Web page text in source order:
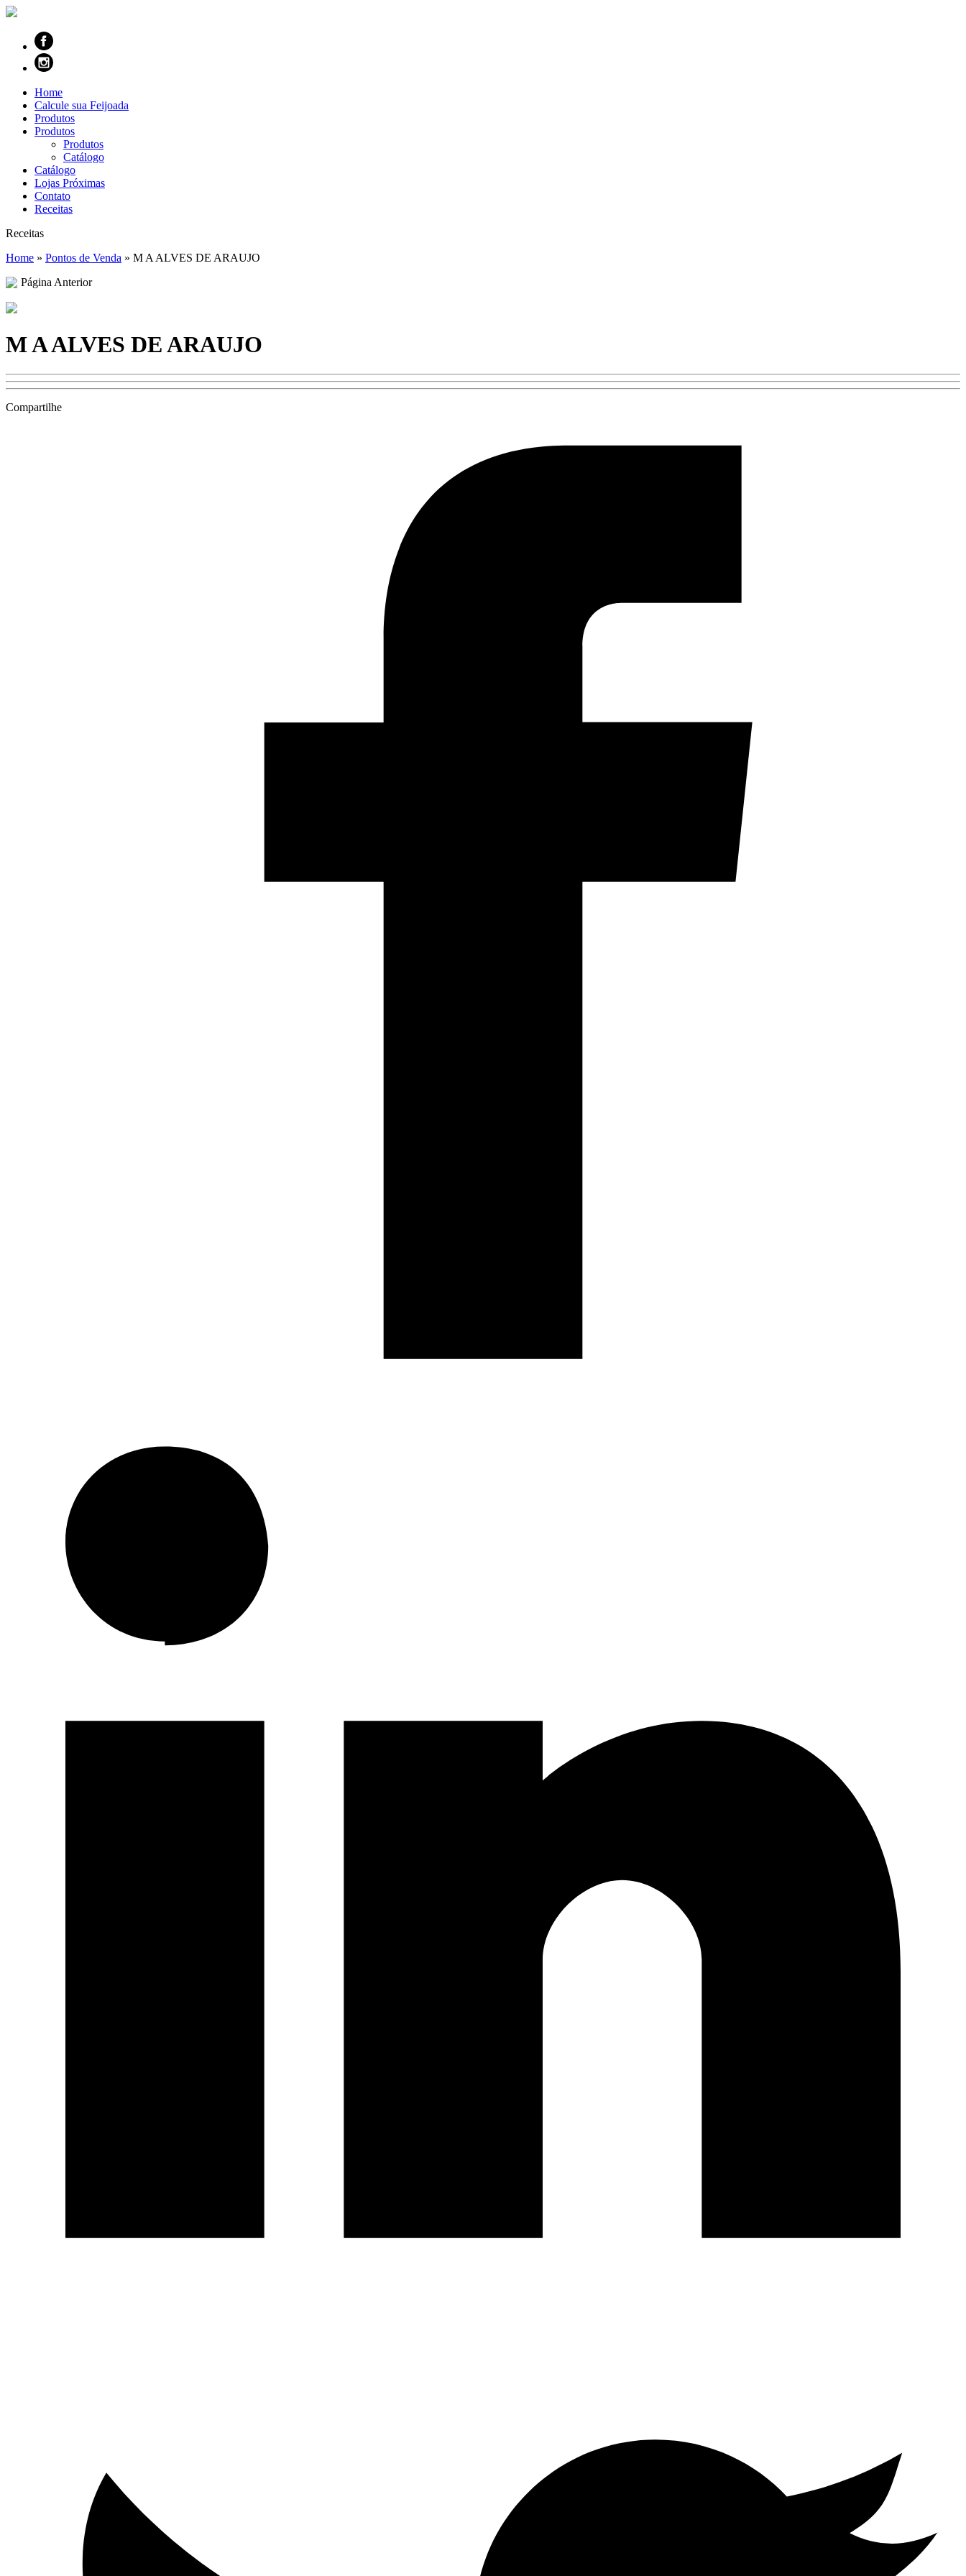
Home
Calcule sua Feijoada
Produtos
Produtos
Produtos
Catálogo
Catálogo
Lojas Próximas
Contato
Receitas
Receitas
Home » Pontos de Venda » M A ALVES DE ARAUJO
Página Anterior
M A ALVES DE ARAUJO
Compartilhe